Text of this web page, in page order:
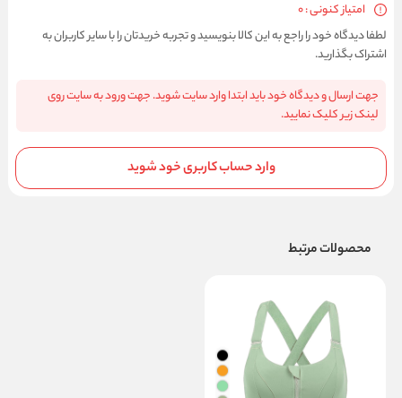
امتیاز کنونی : 0
لطفا دیدگاه خود را راجع به این کالا بنویسید و تجربه خریدتان را با سایر کاربران به
اشتراک بگذارید.
جهت ارسال و دیدگاه خود باید ابتدا وارد سایت شوید. جهت ورود به سایت روی
لینک زیر کلیک نمایید.
وارد حساب کاربری خود شوید
محصولات مرتبط